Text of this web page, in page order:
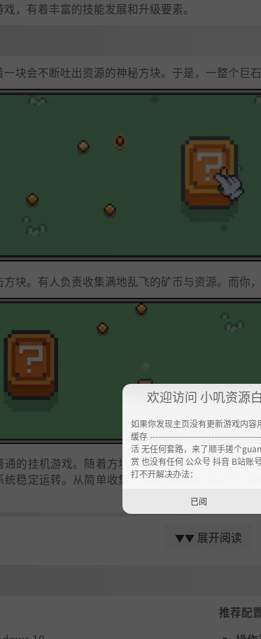
，有着丰富的技能发展和升级要素。
块会不断吐出资源的神秘方块。于是，一整个巨
块。有人负责收集满地乱飞的矿币与资源。而你
通的挂机游戏。随着方块等级不断提升，资源循
统稳定运转。从简单收集，到复杂协同。从几个
▼▼ 展开阅读
推荐配
欢迎访问 小叽资源
如果你发现主页没有更新游戏内
缓存
活 无任何套路，来了顺手搓个
赏 也没有任何 公众号 抖音 B站账
打不开解决办法：
已阅